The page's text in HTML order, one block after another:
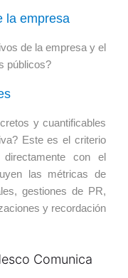
la empresa
de la empresa y el
públicos?
y cuantificables
Este es el criterio
con el
las métricas de
gestiones de PR,
y recordación